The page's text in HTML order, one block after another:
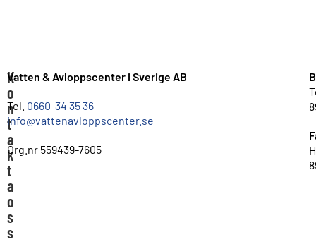
K
o
n
t
a
k
t
a
o
s
s
Vatten & Avloppscenter i Sverige AB
Tel. 0660-34 35 36
info@vattenavloppscenter.se
Org.nr 559439-7605